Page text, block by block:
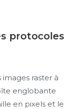
protocoles
raster à
englobante
en pixels et le